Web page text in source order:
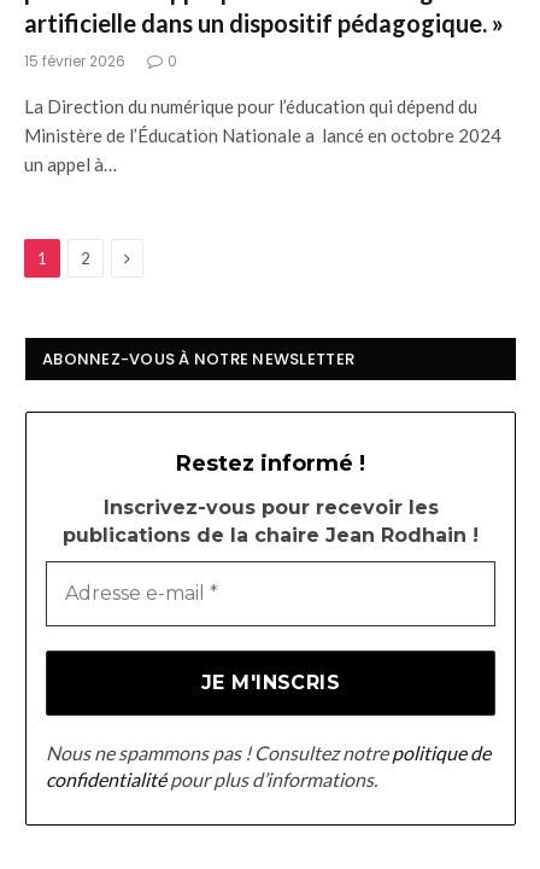
artificielle dans un dispositif pédagogique. »
15 février 2026 0
La Direction du numérique pour l’éducation qui dépend du
Ministère de l’Éducation Nationale a lancé en octobre 2024
un appel à…
1 2 Next
ABONNEZ-VOUS À NOTRE NEWSLETTER
Restez informé !
Inscrivez-vous pour recevoir les
publications de la chaire Jean Rodhain !
Nous ne spammons pas ! Consultez notrepolitique de
confidentialitépour plus d’informations.